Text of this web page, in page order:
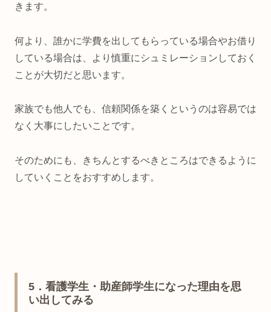
きます。
何より、誰かに学費を出してもらっている場合やお借り
している場合は、より慎重にシュミレーションしておく
ことが大切だと思います。
家族でも他人でも、信頼関係を築くというのは容易では
なく大事にしたいことです。
そのためにも、きちんとするべきところはできるように
していくことをおすすめします。
5 ．看護学生・助産師学生になった理由を思
い出してみる